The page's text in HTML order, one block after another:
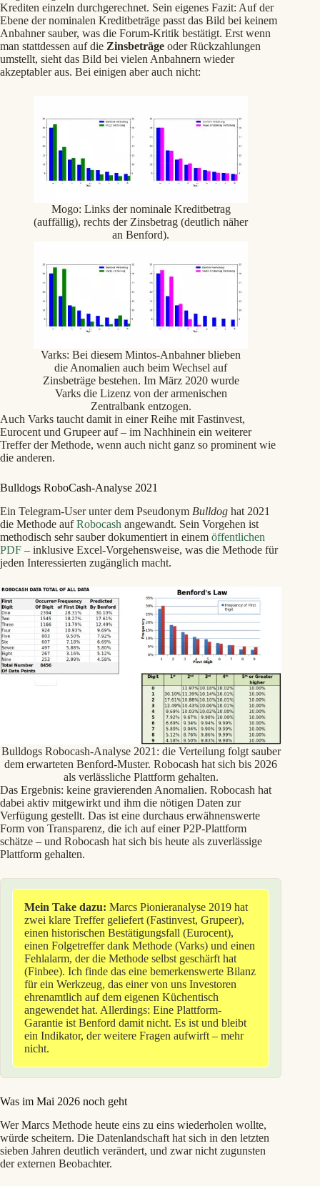
Krediten einzeln durchgerechnet. Sein eigenes Fazit: Auf der
Ebene der nominalen Kreditbeträge passt das Bild bei keinem
Anbahner sauber, was die Forum-Kritik bestätigt. Erst wenn
man stattdessen auf die Zinsbeträge oder Rückzahlungen
umstellt, sieht das Bild bei vielen Anbahnern wieder
akzeptabler aus. Bei einigen aber auch nicht:
Mogo: Links der nominale Kreditbetrag
(auffällig), rechts der Zinsbetrag (deutlich näher
an Benford).
Varks: Bei diesem Mintos-Anbahner blieben
die Anomalien auch beim Wechsel auf
Zinsbeträge bestehen. Im März 2020 wurde
Varks die Lizenz von der armenischen
Zentralbank entzogen.
Auch Varks taucht damit in einer Reihe mit Fastinvest,
Eurocent und Grupeer auf – im Nachhinein ein weiterer
Treffer der Methode, wenn auch nicht ganz so prominent wie
die anderen.
Bulldogs RoboCash-Analyse 2021
Ein Telegram-User unter dem Pseudonym Bulldog hat 2021
die Methode aufRobocash angewandt. Sein Vorgehen ist
methodisch sehr sauber dokumentiert in einem öffentlichen
PDF – inklusive Excel-Vorgehensweise, was die Methode für
jeden Interessierten zugänglich macht.
Bulldogs Robocash-Analyse 2021: die Verteilung folgt sauber
dem erwarteten Benford-Muster. Robocash hat sich bis 2026
als verlässliche Plattform gehalten.
Das Ergebnis: keine gravierenden Anomalien. Robocash hat
dabei aktiv mitgewirkt und ihm die nötigen Daten zur
Verfügung gestellt. Das ist eine durchaus erwähnenswerte
Form von Transparenz, die ich auf einer P2P-Plattform
schätze – und Robocash hat sich bis heute als zuverlässige
Plattform gehalten.
Mein Take dazu: Marcs Pionieranalyse 2019 hat
zwei klare Treffer geliefert (Fastinvest, Grupeer),
einen historischen Bestätigungsfall (Eurocent),
einen Folgetreffer dank Methode (Varks) und einen
Fehlalarm, der die Methode selbst geschärft hat
(Finbee). Ich finde das eine bemerkenswerte Bilanz
für ein Werkzeug, das einer von uns Investoren
ehrenamtlich auf dem eigenen Küchentisch
angewendet hat. Allerdings: Eine Plattform-
Garantie ist Benford damit nicht. Es ist und bleibt
ein Indikator, der weitere Fragen aufwirft – mehr
nicht.
Was im Mai 2026 noch geht
Wer Marcs Methode heute eins zu eins wiederholen wollte,
würde scheitern. Die Datenlandschaft hat sich in den letzten
sieben Jahren deutlich verändert, und zwar nicht zugunsten
der externen Beobachter.